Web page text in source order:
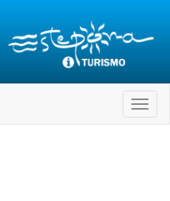
página
Toggle